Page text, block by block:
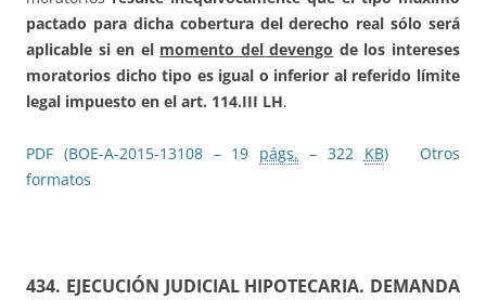
pactado para dicha cobertura del derecho real sólo será
aplicable si en el momento del devengo de los intereses
moratorios dicho tipo es igual o inferior al referido límite
legal impuesto en el art. 114.III LH.
PDF (BOE-A-2015-13108 – 19 págs. – 322 KB)
Otros
formatos
434. EJECUCIÓN JUDICIAL HIPOTECARIA. DEMANDA